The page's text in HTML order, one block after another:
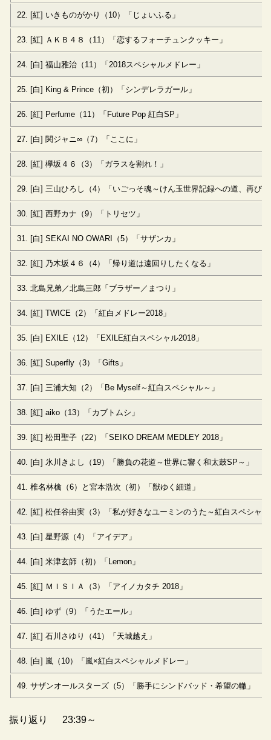
22. [紅] いきものがかり（10）「じょいふる」
23. [紅] ＡＫＢ４８（11）「恋するフォーチュンクッキー」
24. [白] 福山雅治（11）「2018スペシャルメドレー」
25. [白] King & Prince（初）「シンデレラガール」
26. [紅] Perfume（11）「Future Pop 紅白SP」
27. [白] 関ジャニ∞（7）「ここに」
28. [紅] 欅坂４６（3）「ガラスを割れ！」
29. [白] 三山ひろし（4）「いごっそ魂～けん玉世界記録への道、再び
30. [紅] 西野カナ（9）「トリセツ」
31. [白] SEKAI NO OWARI（5）「サザンカ」
32. [紅] 乃木坂４６（4）「帰り道は遠回りしたくなる」
33. 北島兄弟／北島三郎「ブラザー／まつり」
34. [紅] TWICE（2）「紅白メドレー2018」
35. [白] EXILE（12）「EXILE紅白スペシャル2018」
36. [紅] Superfly（3）「Gifts」
37. [白] 三浦大知（2）「Be Myself～紅白スペシャル～」
38. [紅] aiko（13）「カブトムシ」
39. [紅] 松田聖子（22）「SEIKO DREAM MEDLEY 2018」
40. [白] 氷川きよし（19）「勝負の花道～世界に響く和太鼓SP～」
41. 椎名林檎（6）と宮本浩次（初）「獣ゆく細道」
42. [紅] 松任谷由実（3）「私が好きなユーミンのうた～紅白スペシャ
43. [白] 星野源（4）「アイデア」
44. [白] 米津玄師（初）「Lemon」
45. [紅] ＭＩＳＩＡ（3）「アイノカタチ 2018」
46. [白] ゆず（9）「うたエール」
47. [紅] 石川さゆり（41）「天城越え」
48. [白] 嵐（10）「嵐×紅白スペシャルメドレー」
49. サザンオールスターズ（5）「勝手にシンドバッド・希望の轍」
振り返り 23:39～